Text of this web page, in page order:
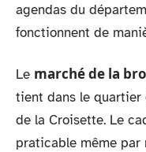
agendas du
fonctionnent de
Le marché de la
tient dans le quartier
de la Croisette. Le
praticable même par